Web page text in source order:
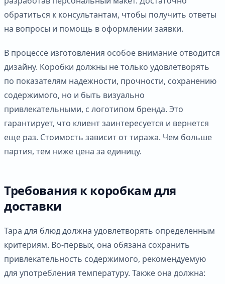
обратиться к консультантам, чтобы получить ответы
на вопросы и помощь в оформлении заявки.
В процессе изготовления особое внимание отводится
дизайну. Коробки должны не только удовлетворять
по показателям надежности, прочности, сохранению
содержимого, но и быть визуально
привлекательными, с логотипом бренда. Это
гарантирует, что клиент заинтересуется и вернется
еще раз. Стоимость зависит от тиража. Чем больше
партия, тем ниже цена за единицу.
Требования к коробкам для
доставки
Тара для блюд должна удовлетворять определенным
критериям. Во-первых, она обязана сохранить
привлекательность содержимого, рекомендуемую
для употребления температуру. Также она должна: